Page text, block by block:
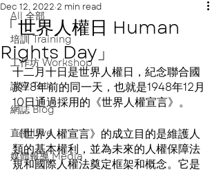
All 全部
培訓 Training
工作坊 Workshop
講座 Talk
網誌 Blog
直播 Live
媒體報導 Media
「世界人權日 Human
Rights Day」
Dec 12, 2022 2 min read
十二月十日是世界人權日，紀念聯合國
於78年前的同一天，也就是1948年12月
10日通過採用的《世界人權宣言》。
《世界人權宣言》的成立目的是維護人
類的基本權利，並為未來的人權保障法
規和國際人權法奠定框架和概念。它是